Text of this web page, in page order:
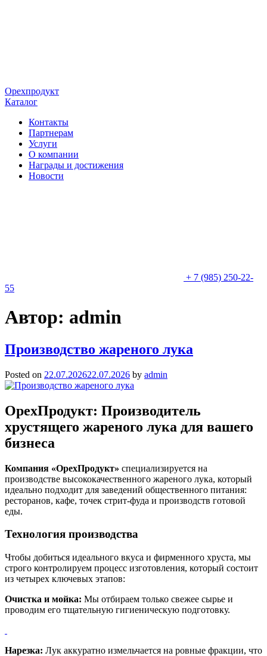
Орехпродукт
Каталог
Контакты
Партнерам
Услуги
О компании
Награды и достижения
Новости
+ 7 (985) 250-22-
55
Автор: admin
Производство жареного лука
Posted on 22.07.202622.07.2026 by admin
ОрехПродукт: Производитель
хрустящего жареного лука для вашего
бизнеса
Компания «ОрехПродукт» специализируется на
производстве высококачественного жареного лука, который
идеально подходит для заведений общественного питания:
ресторанов, кафе, точек стрит-фуда и производств готовой
еды.
Технология производства
Чтобы добиться идеального вкуса и фирменного хруста, мы
строго контролируем процесс изготовления, который состоит
из четырех ключевых этапов:
Очистка и мойка: Мы отбираем только свежее сырье и
проводим его тщательную гигиеническую подготовку.
Нарезка: Лук аккуратно измельчается на ровные фракции, что